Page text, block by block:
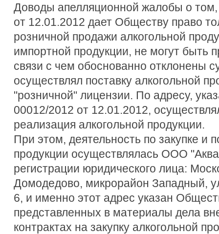
Доводы апелляционной жалобы о
от 12.01.2012 дает Обществу право
розничной продажи алкогольной
импортной продукции, не могут быть
связи с чем обоснованно отклонены
осуществлял поставку алкогольной
"розничной" лицензии. По адресу,
00012/2012 от 12.01.2012,
реализация алкогольной продукции.
При этом, деятельность по закупке и
продукции осуществлялась ООО
регистрации юридического лица:
Домодедово, микрорайон Западный,
6, и именно этот адрес указан
представленных в материалы дела
контрактах на закупку алкогольной